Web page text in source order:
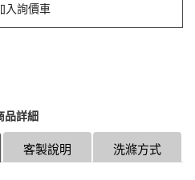
入詢價車
品詳細
洗滌方式
客製說明